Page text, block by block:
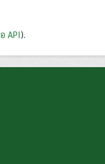
API).